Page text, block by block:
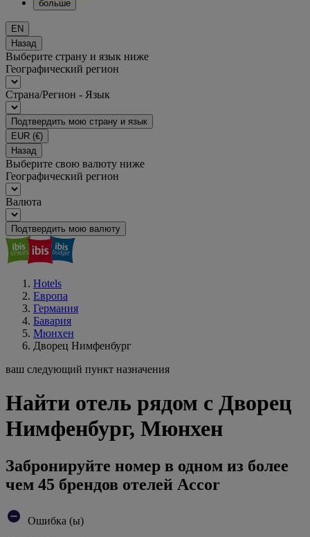
больше
EN
Назад
Выберите страну и язык ниже
Географический регион
Страна/Регион - Язык
Подтвердить мою страну и язык
EUR (€)
Назад
Выберите свою валюту ниже
Географический регион
Валюта
Подтвердить мою валюту
Hotels
Европа
Германия
Бавария
Мюнхен
Дворец Нимфенбург
ваш следующий пункт назначения
Найти отель рядом с Дворец
Нимфенбург, Мюнхен
Забронируйте номер в одном из более
чем 45 брендов отелей Accor
Ошибка (ы)